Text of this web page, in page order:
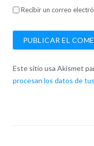
Recibir un correo
Este sitio usa Akismet
procesan los datos de